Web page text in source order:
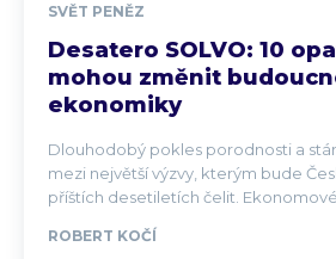
SVĚT PENĚZ
Desatero SOLVO: 10
mohou změnit
ekonomiky
Dlouhodobý pokles porodnosti a
mezi největší výzvy, kterým bude
příštích desetiletích čelit. Ekonomové
ROBERT KOČÍ